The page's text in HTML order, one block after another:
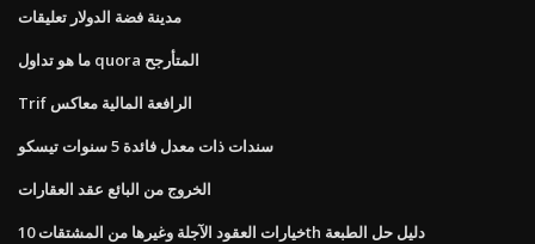
مدينة فضة الدولار تعليقات
ما هو تداول quora المتأرجح
Trif الرافعة المالية معاكس
سندات ذات معدل فائدة 5 سنوات تيسكو
الخروج من البائع عقد العقارات
خيارات العقود الآجلة وغيرها من المشتقات 10th دليل حل الطبعة